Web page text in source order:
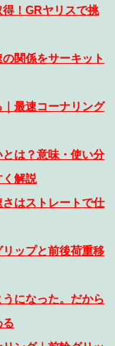
！GRヤリスで挑
関係をサーキット
最速コーナリング
は？意味・使い分
く解説
はストレートで仕
ップと前後荷重移
になった。だから
る